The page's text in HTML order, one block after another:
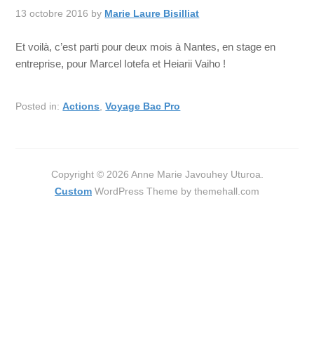
13 octobre 2016 by Marie Laure Bisilliat
Et voilà, c’est parti pour deux mois à Nantes, en stage en
entreprise, pour Marcel Iotefa et Heiarii Vaiho !
Posted in:Actions ,Voyage Bac Pro
Copyright © 2026 Anne Marie Javouhey Uturoa.
Custom WordPress Theme by themehall.com